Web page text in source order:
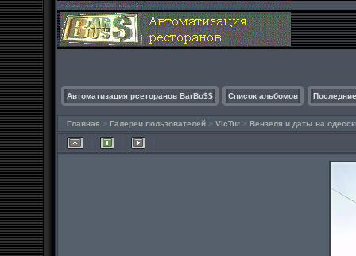
Автоматизация рсеторанов BarBo$$ Список альбомов
Главная > Галереи пользователей > VicTur > Вензеля и даты на